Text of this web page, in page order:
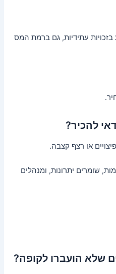
בזכויות עתידיות, גם ברמת המס
או רצף קצבה.
שומרים יתרונות, ומנהלים